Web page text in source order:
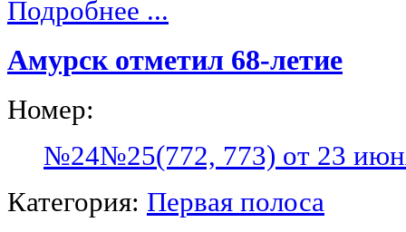
Подробнее ...
Амурск отметил 68-летие
Номер:
№24№25(772, 773) от 23
Категория: Первая полоса